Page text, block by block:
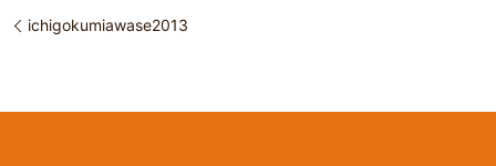
ichigokumiawase2013